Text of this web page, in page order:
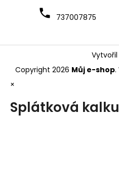
737007875
Copyright 2026 Můj e-shop.
×
Splátková